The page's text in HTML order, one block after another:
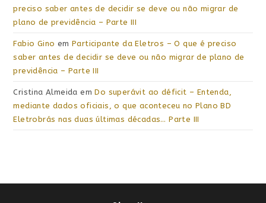
preciso saber antes de decidir se deve ou não migrar de
plano de previdência – Parte III
Fabio Gino emParticipante da Eletros – O que é preciso
saber antes de decidir se deve ou não migrar de plano de
previdência – Parte III
Cristina Almeida emDo superávit ao déficit – Entenda,
mediante dados oficiais, o que aconteceu no Plano BD
Eletrobrás nas duas últimas décadas… Parte III